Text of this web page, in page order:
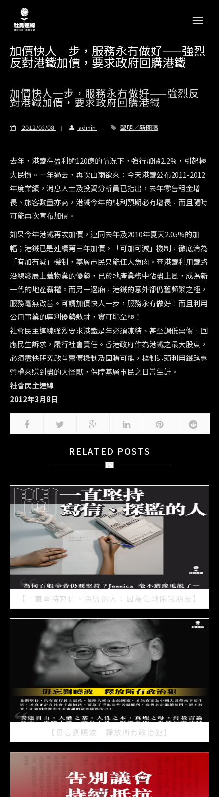
加價快人一步，服務永冇做好——強烈
反對港鐵加價，要求政府回購港鐵
加價快人一步，服務永冇做好——強烈反
對港鐵加價，要求政府回購港鐵
2012/03/08 admin 聲明／新聞稿
去年，港鐵在盈利逾120億的情況下，強行加價2.2%，引起極
大民憤。一年過去，再次山雨欲來︰今天港鐵公布2011-2012
年度業績，消息人士及投資分析員已指出，去年零售租金增
長、旅客數量亦高，港鐵今年的純利預期必有增長，而且隨時
可能再次宣布加價。
如果今年港鐵再次加價，連同去年及2010年夏天2.05%的加
幅；港鐵已是連續第三年加價。「可加可減」機制，徹底淪為
「有加冇減」機制，基層巿民只能任人魚肉。查港鐵利用鐵路
沿線發展上蓋物業的優勢，已於地產業務中佔盡上風，成為新
一代的地產霸權。而另一邊廂，港鐵的意外卻仍舊頻繁之極，
服務毫無改善。可謂加價快人一步，服務永冇做好！而且利用
公用事業的專利優勢斂財，實可恥至極！
社會民主連線強烈要求港鐵是年必須凍結、甚至調低票價，回
應民生訴求，履行社會責任。香港政府作為港鐵之最大股東，
必須盡快研究改革票價機制及回購可能，控制這頭利用鐵路專
營權來賺到盡的大怪獸，保障基層巿民之日常生計。
社會民主連線
2012年3月8日
RELATED POSTS
【一直堅持寫信、探監的人：因為佢哋係我朋友】
2021/07/15
【毋忘劉曉波 釋放所有政治犯】